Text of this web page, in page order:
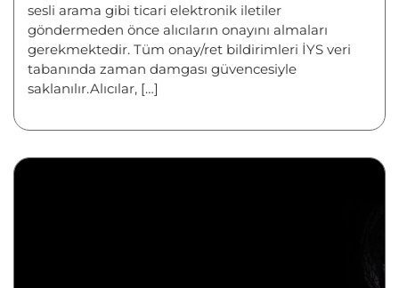
sesli arama gibi ticari elektronik iletiler
göndermeden önce alıcıların onayını almaları
gerekmektedir. Tüm onay/ret bildirimleri İYS veri
tabanında zaman damgası güvencesiyle
saklanılır.Alıcılar, […]